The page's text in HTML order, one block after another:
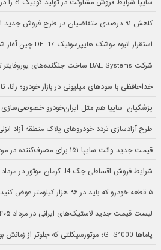
سایپا شرایط فروش مشارکت در تولید کوییک S را در مرداد 1405 اعلام کرد
کاهش ۹۱ درصدی متقاضیان در طرح فروش جدید ایران خودرو
استقرار انبوه موشک هایپرسونیک DF-17 چین آغاز شد؛ سلاحی با رهگیری بسیار دشوار
شرکت BAE Systems ساخت جنگنده‌های یوروفایتر تایفون برای ترکیه را کلید زد
خداحافظی با سودهای میلیونی در بازار خودرو؛ رانا،
پزشکیان: سایپا هم مثل ایران‌خودرو
طرح آزادسازی تردد خودروهای پلاک منطقه آزاد
قیمت جدید وانت سایپا ۱۵۱ برای مصرف‌کننده در مرداد ۱۴۰۵ اعلام شد
شرایط فروش اقساطی جک J4 کرمان موتور در مرداد 1405
۵ قطعه خودرو که باید در ۹۶ هزار کیلومتر عوض کنید
لیست قیمت جدید لاستیک‌های ایرانی در مرداد ۱۴۰۵
یاماها GTS1000؛ موتورسیکلتی که جلوتر از زمانش بود و مسیر آینده را هموار کرد